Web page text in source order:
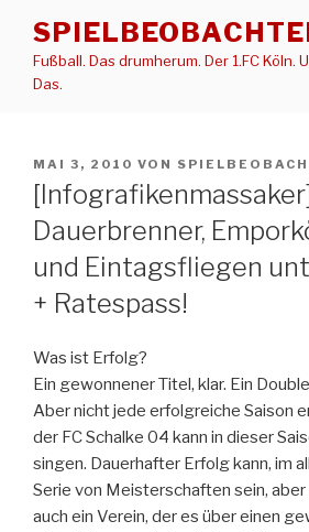
Inhalt
springenFußball. Das drumherum. Der 1.FC Köln.
Das.
VERÖFFENTLICHT
AM
MAI 3, 2010 VON
Dauerbrenner,
und Eintagsfliegen
+ Ratespass!
Was ist Erfolg?
Ein gewonnener Titel, klar. Ein
Aber nicht jede erfolgreiche Saison
der FC Schalke 04 kann in dieser
singen. Dauerhafter Erfolg kann, im
Serie von Meisterschaften sein,
auch ein Verein, der es über einen